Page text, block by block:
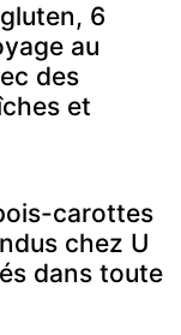
6
au
des
et
carottes
chez U
dans toute